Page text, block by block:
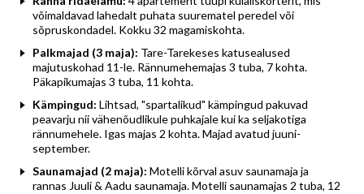
võimaldavad lahedalt puhata suurematel peredel või
sõpruskondadel. Kokku 32 magamiskohta.
Palkmajad (3 maja): Tare-Tarekeses katusealused
majutuskohad 11-le. Rännumehemajas 3 tuba, 7 kohta.
Päkapikumajas 3 tuba, 11 kohta.
Kämpingud: Lihtsad, "spartalikud" kämpingud pakuvad
peavarju nii vähenõudlikule puhkajale kui ka seljakotiga
rännumehele. Igas majas 2 kohta. Majad avatud juuni-
september.
Saunamajad (2 maja): Motelli kõrval asuv saunamaja ja
rannas Juuli & Aadu saunamaja. Motelli saunamajas 2 tuba, 12